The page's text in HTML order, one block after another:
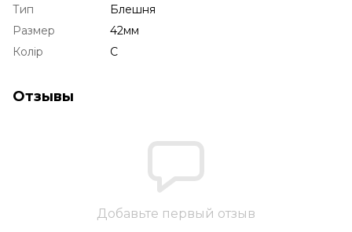
Тип
Блешня
Размер
42мм
Колір
C
Отзывы
Добавьте первый отзыв